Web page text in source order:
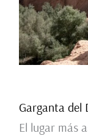
Garganta del
El lugar más